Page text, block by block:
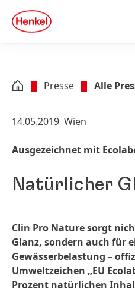
Zu Footer springen
quick
search
Presse Alle
14.05.2019 Wien
Ausgezeichnet mit
Natürlicher
Clin Pro Nature sorgt
Glanz, sondern auch für
Gewässerbelastung –
Umweltzeichen „EU
Prozent natürlichen